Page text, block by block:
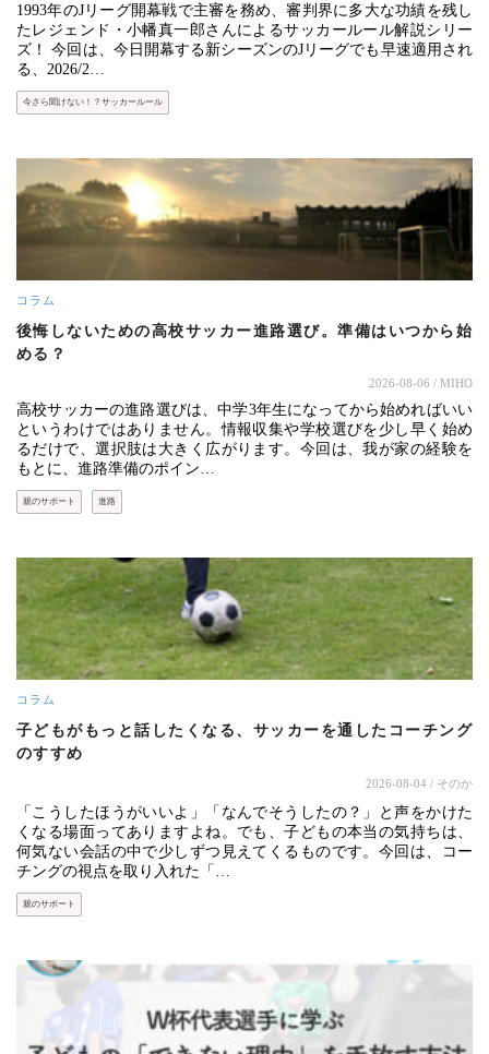
1993年のJリーグ開幕戦で主審を務め、審判界に多大な功績を残し
たレジェンド・小幡真一郎さんによるサッカールール解説シリー
ズ！ 今回は、今日開幕する新シーズンのJリーグでも早速適用され
る、2026/2…
今さら聞けない！？サッカールール
コラム
後悔しないための高校サッカー進路選び。準備はいつから始
める？
2026-08-06 / MIHO
高校サッカーの進路選びは、中学3年生になってから始めればいい
というわけではありません。情報収集や学校選びを少し早く始め
るだけで、選択肢は大きく広がります。今回は、我が家の経験を
もとに、進路準備のポイン…
親のサポート 進路
コラム
子どもがもっと話したくなる、サッカーを通したコーチング
のすすめ
2026-08-04 / そのか
「こうしたほうがいいよ」「なんでそうしたの？」と声をかけた
くなる場面ってありますよね。でも、子どもの本当の気持ちは、
何気ない会話の中で少しずつ見えてくるものです。今回は、コー
チングの視点を取り入れた「…
親のサポート